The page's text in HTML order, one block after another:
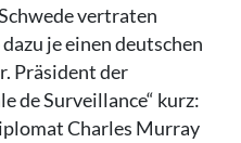
vertraten
je einen deutschen
Präsident der
de Surveillance“ kurz:
Charles Murray